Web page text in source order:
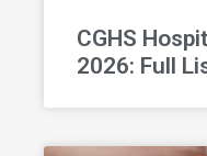
CGHS
2026: Full